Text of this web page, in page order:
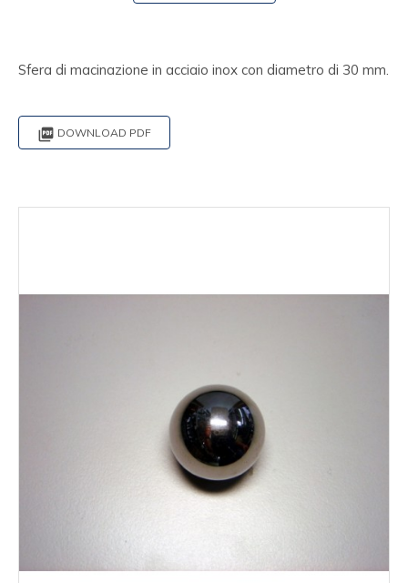
Sfera di macinazione in acciaio inox con diametro di 30 mm.
 DOWNLOAD PDF